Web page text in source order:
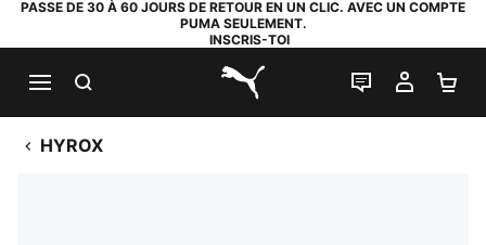
PASSE DE 30 À 60 JOURS DE RETOUR EN UN CLIC. AVEC UN COMPTE
PUMA SEULEMENT.
INSCRIS-TOI
PUMA.com
LIVE CHAT
MON
HYROX